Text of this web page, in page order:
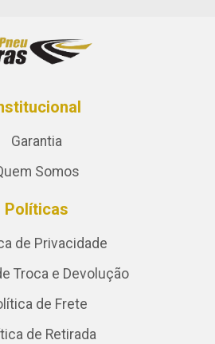
Garantia
Somos
Políticas
de Privacidade
Troca e Devolução
de Frete
de Retirada